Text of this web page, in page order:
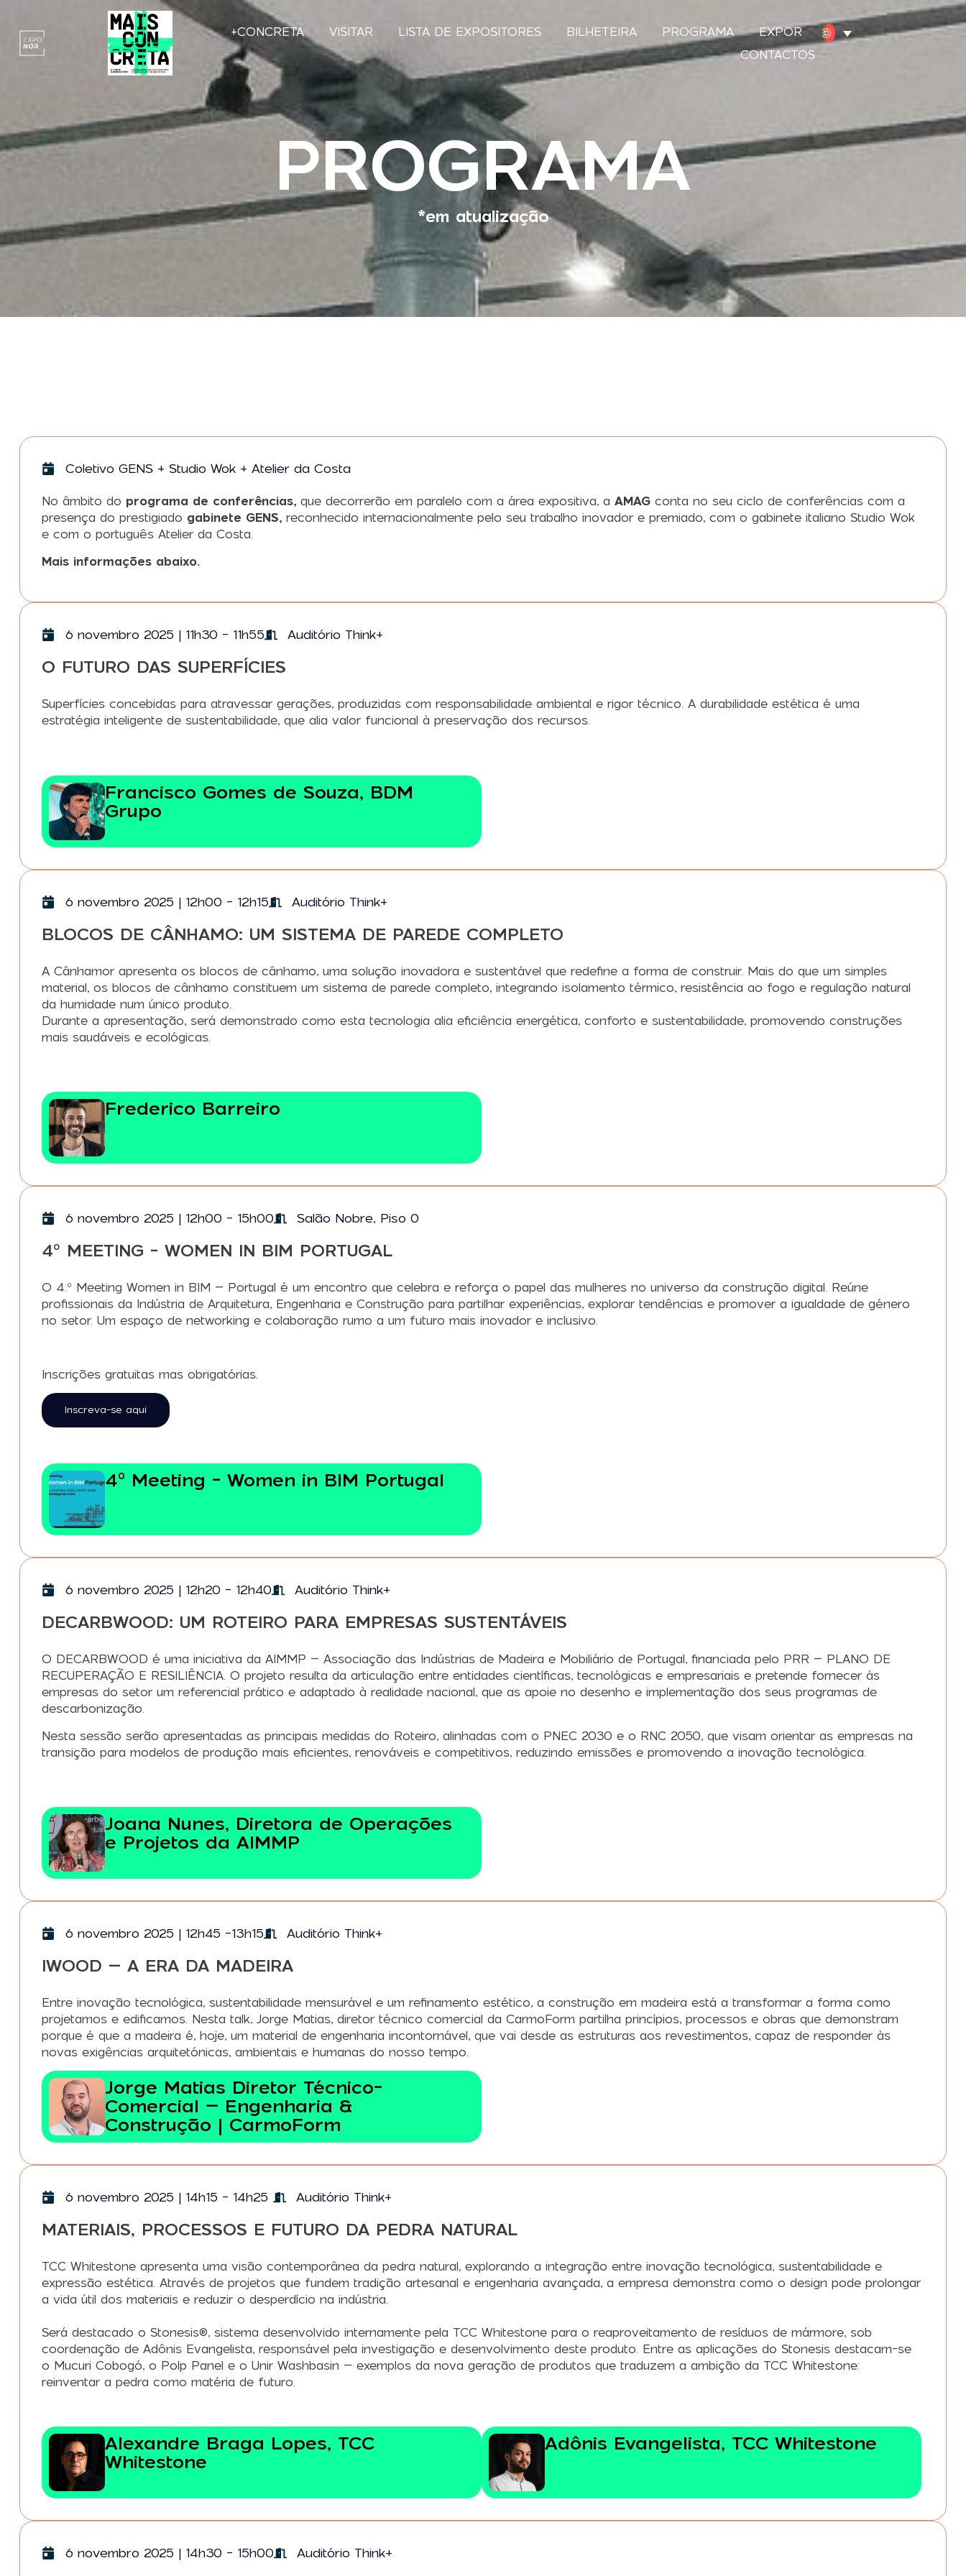
+CONCRETA VISITAR LISTA DE EXPOSITORES BILHETEIRA PROGRAMA
EXPOR
CONTACTOS
PROGRAMA
*em atualização
Coletivo GENS + Studio Wok + Atelier da Costa
No âmbito do programa de conferências, que decorrerão em paralelo com a área expositiva, a AMAG conta no seu ciclo de conferências com a
presença do prestigiado gabinete GENS, reconhecido internacionalmente pelo seu trabalho inovador e premiado, com o gabinete italiano Studio Wok
e com o português Atelier da Costa.
Mais informações abaixo.
6 novembro 2025 | 11h30 - 11h55 Auditório Think+
O FUTURO DAS SUPERFÍCIES
Superfícies concebidas para atravessar gerações, produzidas com responsabilidade ambiental e rigor técnico. A durabilidade estética é uma
estratégia inteligente de sustentabilidade, que alia valor funcional à preservação dos recursos.
Francisco Gomes de Souza, BDM
Grupo
6 novembro 2025 | 12h00 - 12h15 Auditório Think+
BLOCOS DE CÂNHAMO: UM SISTEMA DE PAREDE COMPLETO
A Cânhamor apresenta os blocos de cânhamo, uma solução inovadora e sustentável que redefine a forma de construir. Mais do que um simples
material, os blocos de cânhamo constituem um sistema de parede completo, integrando isolamento térmico, resistência ao fogo e regulação natural
da humidade num único produto.
Durante a apresentação, será demonstrado como esta tecnologia alia eficiência energética, conforto e sustentabilidade, promovendo construções
mais saudáveis e ecológicas.
Frederico Barreiro
6 novembro 2025 | 12h00 - 15h00 Salão Nobre, Piso 0
4º MEETING - WOMEN IN BIM PORTUGAL
O 4.º Meeting Women in BIM – Portugal é um encontro que celebra e reforça o papel das mulheres no universo da construção digital. Reúne
profissionais da Indústria de Arquitetura, Engenharia e Construção para partilhar experiências, explorar tendências e promover a igualdade de género
no setor. Um espaço de networking e colaboração rumo a um futuro mais inovador e inclusivo.
Inscrições gratuitas mas obrigatórias.
Inscreva-se aqui
4º Meeting - Women in BIM Portugal
6 novembro 2025 | 12h20 - 12h40 Auditório Think+
DECARBWOOD: UM ROTEIRO PARA EMPRESAS SUSTENTÁVEIS
O DECARBWOOD é uma iniciativa da AIMMP – Associação das Indústrias de Madeira e Mobiliário de Portugal, financiada pelo PRR – PLANO DE
RECUPERAÇÃO E RESILIÊNCIA. O projeto resulta da articulação entre entidades científicas, tecnológicas e empresariais e pretende fornecer às
empresas do setor um referencial prático e adaptado à realidade nacional, que as apoie no desenho e implementação dos seus programas de
descarbonização.
Nesta sessão serão apresentadas as principais medidas do Roteiro, alinhadas com o PNEC 2030 e o RNC 2050, que visam orientar as empresas na
transição para modelos de produção mais eficientes, renováveis e competitivos, reduzindo emissões e promovendo a inovação tecnológica.
Joana Nunes, Diretora de Operações
e Projetos da AIMMP
6 novembro 2025 | 12h45 -13h15 Auditório Think+
IWOOD – A ERA DA MADEIRA
Entre inovação tecnológica, sustentabilidade mensurável e um refinamento estético, a construção em madeira está a transformar a forma como
projetamos e edificamos. Nesta talk, Jorge Matias, diretor técnico comercial da CarmoForm partilha princípios, processos e obras que demonstram
porque é que a madeira é, hoje, um material de engenharia incontornável, que vai desde as estruturas aos revestimentos, capaz de responder às
novas exigências arquitetónicas, ambientais e humanas do nosso tempo.
Jorge Matias Diretor Técnico-
Comercial – Engenharia &
Construção | CarmoForm
6 novembro 2025 | 14h15 - 14h25 Auditório Think+
MATERIAIS, PROCESSOS E FUTURO DA PEDRA NATURAL
TCC Whitestone apresenta uma visão contemporânea da pedra natural, explorando a integração entre inovação tecnológica, sustentabilidade e
expressão estética. Através de projetos que fundem tradição artesanal e engenharia avançada, a empresa demonstra como o design pode prolongar
a vida útil dos materiais e reduzir o desperdício na indústria.
Será destacado o Stonesis®, sistema desenvolvido internamente pela TCC Whitestone para o reaproveitamento de resíduos de mármore, sob
coordenação de Adônis Evangelista, responsável pela investigação e desenvolvimento deste produto. Entre as aplicações do Stonesis destacam-se
o Mucuri Cobogó, o Polp Panel e o Unir Washbasin – exemplos da nova geração de produtos que traduzem a ambição da TCC Whitestone:
reinventar a pedra como matéria de futuro.
Alexandre Braga Lopes, TCC
Whitestone
Adônis Evangelista, TCC Whitestone
6 novembro 2025 | 14h30 - 15h00 Auditório Think+